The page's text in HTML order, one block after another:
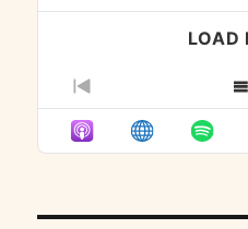
LOAD
PREVIOUS
EPISODE